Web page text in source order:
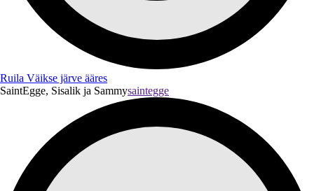
Ruila Väikse järve ääres
SaintEgge, Sisalik ja Sammysaintegge